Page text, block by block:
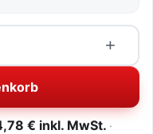
+
€ inkl. MwSt.